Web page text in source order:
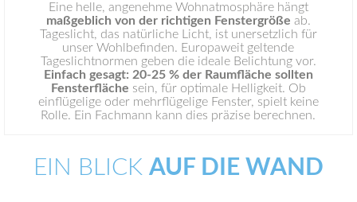
Eine helle, angenehme Wohnatmosphäre hängt
maßgeblich von der richtigen Fenstergröße ab.
Tageslicht, das natürliche Licht, ist unersetzlich für
unser Wohlbefinden. Europaweit geltende
Tageslichtnormen geben die ideale Belichtung vor.
Einfach gesagt: 20-25 % der Raumfläche sollten
Fensterfläche sein, für optimale Helligkeit. Ob
einflügelige oder mehrflügelige Fenster, spielt keine
Rolle. Ein Fachmann kann dies präzise berechnen.
EIN BLICK AUF DIE WAND